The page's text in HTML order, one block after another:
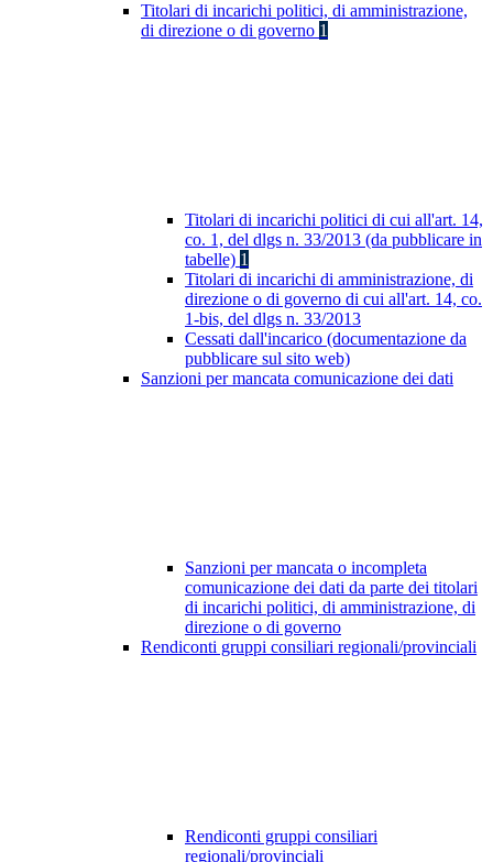
Titolari di incarichi politici, di amministrazione,
di direzione o di governo 1
Titolari di incarichi politici di cui all'art. 14,
co. 1, del dlgs n. 33/2013 (da pubblicare in
tabelle) 1
Titolari di incarichi di amministrazione, di
direzione o di governo di cui all'art. 14, co.
1-bis, del dlgs n. 33/2013
Cessati dall'incarico (documentazione da
pubblicare sul sito web)
Sanzioni per mancata comunicazione dei dati
Sanzioni per mancata o incompleta
comunicazione dei dati da parte dei titolari
di incarichi politici, di amministrazione, di
direzione o di governo
Rendiconti gruppi consiliari regionali/provinciali
Rendiconti gruppi consiliari
regionali/provinciali